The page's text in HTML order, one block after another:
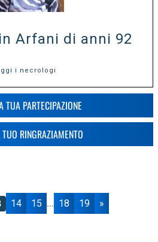
Arfani di anni 92
i necrologi
TUA PARTECIPAZIONE
RINGRAZIAMENTO
14 15 ... 18 19 »